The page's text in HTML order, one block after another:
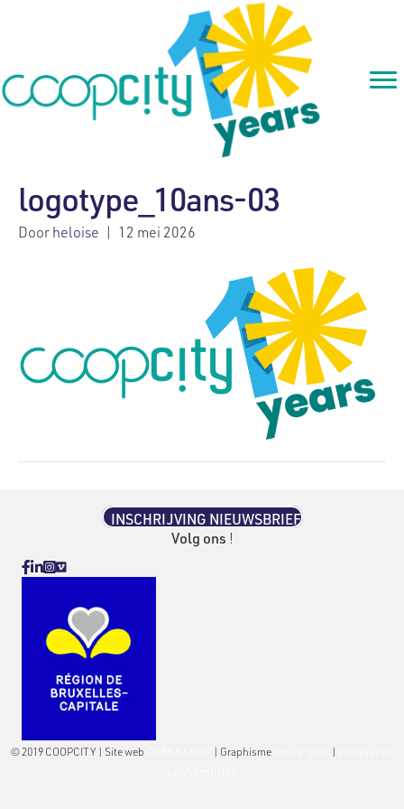
logotype_10ans-03
Doorheloise | 12 mei 2026
INSCHRIJVING NIEUWSBRIEF
Volg ons !
Facebook
Linkedin
Instagram
Vimeo
© 2019 COOPCITY | Site web | Graphisme |